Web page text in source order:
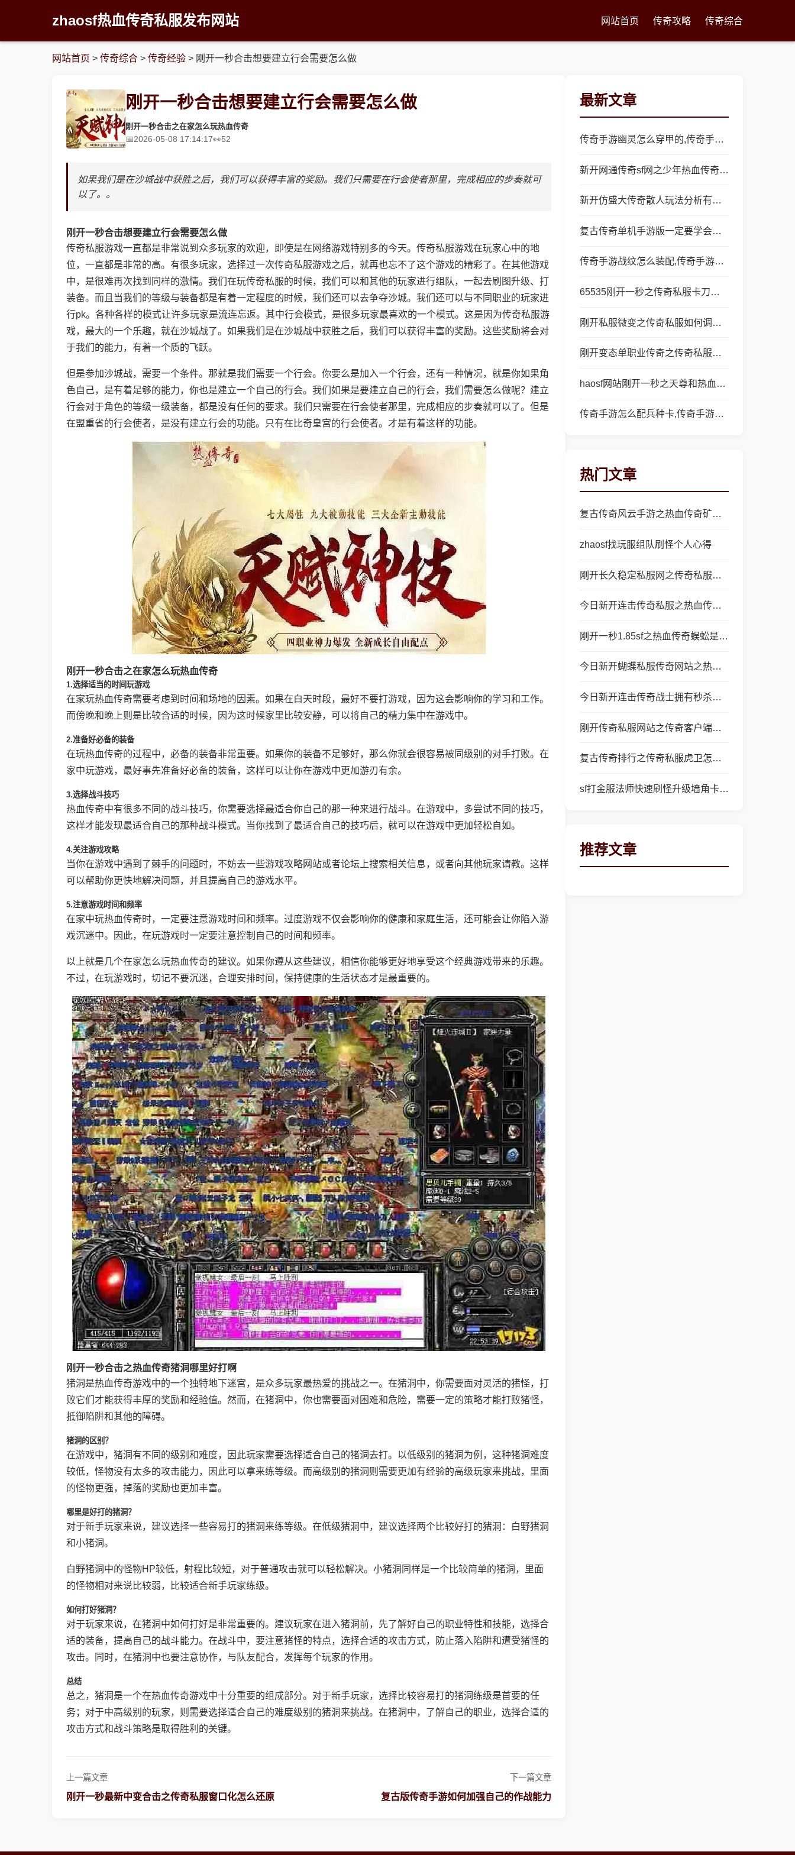
zhaosf热血传奇私服发布网站 网站首页 传奇攻略 传奇综合
网站首页 > 传奇综合 > 传奇经验 > 刚开一秒合击想要建立行会需要怎么做
刚开一秒合击想要建立行会需要怎么做
刚开一秒合击之在家怎么玩热血传奇
2026-05-08 17:14:17 52
如果我们是在沙城战中获胜之后，我们可以获得丰富的奖励。我们只需要在行会使者那里，完成相应的步奏就可
以了。。
刚开一秒合击想要建立行会需要怎么做
传奇私服游戏一直都是非常说到众多玩家的欢迎，即使是在网络游戏特别多的今天。传奇私服游戏在玩家心中的地
位，一直都是非常的高。有很多玩家，选择过一次传奇私服游戏之后，就再也忘不了这个游戏的精彩了。在其他游戏
中，是很难再次找到同样的激情。我们在玩传奇私服的时候，我们可以和其他的玩家进行组队，一起去刷图升级、打
装备。而且当我们的等级与装备都是有着一定程度的时候，我们还可以去争夺沙城。我们还可以与不同职业的玩家进
行pk。各种各样的模式让许多玩家是流连忘返。其中行会模式，是很多玩家最喜欢的一个模式。这是因为传奇私服游
戏，最大的一个乐趣，就在沙城战了。如果我们是在沙城战中获胜之后，我们可以获得丰富的奖励。这些奖励将会对
于我们的能力，有着一个质的飞跃。
但是参加沙城战，需要一个条件。那就是我们需要一个行会。你要么是加入一个行会，还有一种情况，就是你如果角
色自己，是有着足够的能力，你也是建立一个自己的行会。我们如果是要建立自己的行会，我们需要怎么做呢？建立
行会对于角色的等级一级装备，都是没有任何的要求。我们只需要在行会使者那里，完成相应的步奏就可以了。但是
在盟重省的行会使者，是没有建立行会的功能。只有在比奇皇宫的行会使者。才是有着这样的功能。
刚开一秒合击之在家怎么玩热血传奇
1.选择适当的时间玩游戏
在家玩热血传奇需要考虑到时间和场地的因素。如果在白天时段，最好不要打游戏，因为这会影响你的学习和工作。
而傍晚和晚上则是比较合适的时候，因为这时候家里比较安静，可以将自己的精力集中在游戏中。
2.准备好必备的装备
在玩热血传奇的过程中，必备的装备非常重要。如果你的装备不足够好，那么你就会很容易被同级别的对手打败。在
家中玩游戏，最好事先准备好必备的装备，这样可以让你在游戏中更加游刃有余。
3.选择战斗技巧
热血传奇中有很多不同的战斗技巧，你需要选择最适合你自己的那一种来进行战斗。在游戏中，多尝试不同的技巧，
这样才能发现最适合自己的那种战斗模式。当你找到了最适合自己的技巧后，就可以在游戏中更加轻松自如。
4.关注游戏攻略
当你在游戏中遇到了棘手的问题时，不妨去一些游戏攻略网站或者论坛上搜索相关信息，或者向其他玩家请教。这样
可以帮助你更快地解决问题，并且提高自己的游戏水平。
5.注意游戏时间和频率
在家中玩热血传奇时，一定要注意游戏时间和频率。过度游戏不仅会影响你的健康和家庭生活，还可能会让你陷入游
戏沉迷中。因此，在玩游戏时一定要注意控制自己的时间和频率。
以上就是几个在家怎么玩热血传奇的建议。如果你遵从这些建议，相信你能够更好地享受这个经典游戏带来的乐趣。
不过，在玩游戏时，切记不要沉迷，合理安排时间，保持健康的生活状态才是最重要的。
刚开一秒合击之热血传奇猪洞哪里好打啊
猪洞是热血传奇游戏中的一个独特地下迷宫，是众多玩家最热爱的挑战之一。在猪洞中，你需要面对灵活的猪怪，打
败它们才能获得丰厚的奖励和经验值。然而，在猪洞中，你也需要面对困难和危险，需要一定的策略才能打败猪怪，
抵御陷阱和其他的障碍。
猪洞的区别？
在游戏中，猪洞有不同的级别和难度，因此玩家需要选择适合自己的猪洞去打。以低级别的猪洞为例，这种猪洞难度
较低，怪物没有太多的攻击能力，因此可以拿来练等级。而高级别的猪洞则需要更加有经验的高级玩家来挑战，里面
的怪物更强，掉落的奖励也更加丰富。
哪里是好打的猪洞？
对于新手玩家来说，建议选择一些容易打的猪洞来练等级。在低级猪洞中，建议选择两个比较好打的猪洞：白野猪洞
和小猪洞。
白野猪洞中的怪物HP较低，射程比较短，对于普通攻击就可以轻松解决。小猪洞同样是一个比较简单的猪洞，里面
的怪物相对来说比较弱，比较适合新手玩家练级。
如何打好猪洞？
对于玩家来说，在猪洞中如何打好是非常重要的。建议玩家在进入猪洞前，先了解好自己的职业特性和技能，选择合
适的装备，提高自己的战斗能力。在战斗中，要注意猪怪的特点，选择合适的攻击方式，防止落入陷阱和遭受猪怪的
攻击。同时，在猪洞中也要注意协作，与队友配合，发挥每个玩家的作用。
总结
总之，猪洞是一个在热血传奇游戏中十分重要的组成部分。对于新手玩家，选择比较容易打的猪洞练级是首要的任
务；对于中高级别的玩家，则需要选择适合自己的难度级别的猪洞来挑战。在猪洞中，了解自己的职业，选择合适的
攻击方式和战斗策略是取得胜利的关键。
上一篇文章
刚开一秒最新中变合击之传奇私服窗口化怎么还原
下一篇文章
复古版传奇手游如何加强自己的作战能力
最新文章
传奇手游幽灵怎么穿甲的,传奇手游幽灵怎么穿甲？
新开网通传奇sf网之少年热血传奇网吧怎么玩
新开仿盛大传奇散人玩法分析有优点也有缺点
复古传奇单机手游版一定要学会怎么配装
传奇手游战纹怎么装配,传奇手游战纹怎么装配？
65535刚开一秒之传奇私服卡刀怎么办
刚开私服微变之传奇私服如何调整权限
刚开变态单职业传奇之传奇私服为什么不给我双开
haosf网站刚开一秒之天尊和热血传奇哪个好
传奇手游怎么配兵种卡,传奇手游中如何正确配备兵种卡？
热门文章
复古传奇风云手游之热血传奇矿石怎么合成
zhaosf找玩服组队刷怪个人心得
刚开长久稳定私服网之传奇私服怎么搞充值积分
今日新开连击传奇私服之热血传奇道士都有什么技能
刚开一秒1.85sf之热血传奇蜈蚣是多少级
今日新开蝴蝶私服传奇网站之热血传奇改名在哪里买
今日新开连击传奇战士拥有秒杀脆皮职业法师
刚开传奇私服网站之传奇客户端玩私服下载哪个
复古传奇排行之传奇私服虎卫怎么招不起来
sf打金服法师快速刷怪升级墙角卡位技巧
推荐文章